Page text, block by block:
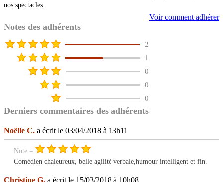
nos spectacles.
Voir comment adhérer
Notes des adhérents
2
1
0
0
0
Derniers commentaires des adhérents
Noëlle C. a écrit le 03/04/2018 à 13h11
Note =
Comédien chaleureux, belle agilité verbale,humour intelligent et fin.
Christine G. a écrit le 15/03/2018 à 10h08